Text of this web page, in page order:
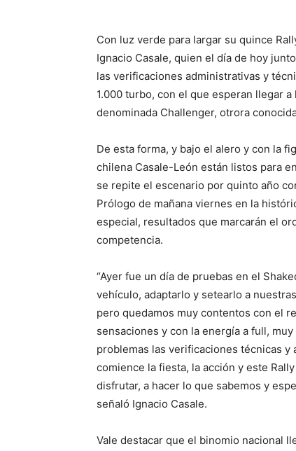
Con luz verde para largar su quince
Ignacio Casale, quien el día de hoy
las verificaciones administrativas y
1.000 turbo, con el que esperan llegar
denominada Challenger, otrora
De esta forma, y bajo el alero y con la
chilena Casale-León están listos para
se repite el escenario por quinto año
Prólogo de mañana viernes en la
especial, resultados que marcarán el
competencia.
“Ayer fue un día de pruebas en el
vehículo, adaptarlo y setearlo a
pero quedamos muy contentos con el
sensaciones y con la energía a full,
problemas las verificaciones técnicas y
comience la fiesta, la acción y este
disfrutar, a hacer lo que sabemos y
señaló Ignacio Casale.
Vale destacar que el binomio nacional